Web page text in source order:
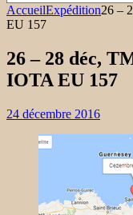
AccueilExpédition26 –
EU 157
26 – 28 déc,
IOTA EU 157
24 décembre 2016